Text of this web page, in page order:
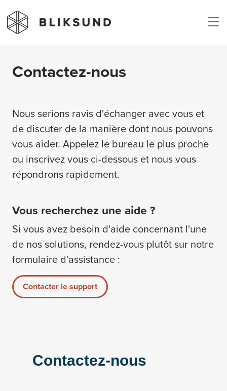
Skip to main content
Contactez-nous
Nous serions ravis d'échanger avec vous et
de discuter de la manière dont nous pouvons
vous aider. Appelez le bureau le plus proche
ou inscrivez vous ci-dessous et nous vous
répondrons rapidement.
Vous recherchez une aide ?
Si vous avez besoin d'aide concernant l'une
de nos solutions, rendez-vous plutôt sur notre
formulaire d'assistance :
Contacter le support
Contactez-nous